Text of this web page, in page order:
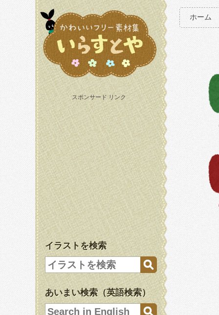
スポンサード リンク
イラストを検索
あいまい検索（英語検索）
ホーム